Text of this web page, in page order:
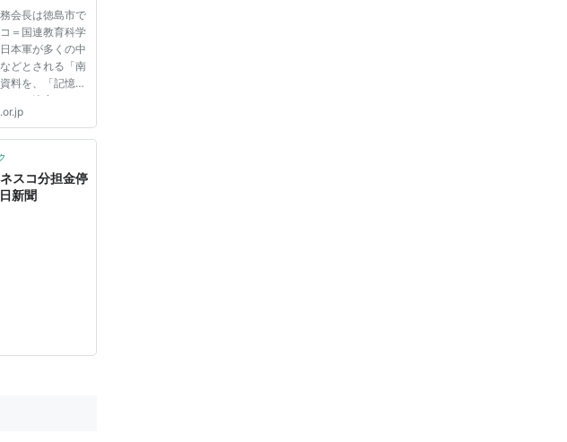
会長は徳島市で
＝国連教育科学
本軍が多くの中
どとされる「南
料を、「記憶遺
とを決定したこ
スコへの日本の
した。 これを
スコ分担金停
新聞